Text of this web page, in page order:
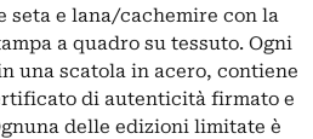
seta e lana/cachemire con la
a quadro su tessuto. Ogni
una scatola in acero, contiene
di autenticità firmato e
delle edizioni limitate è